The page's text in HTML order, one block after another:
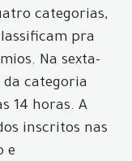
categorias,
pra
Na sexta-
categoria
14 horas. A
inscritos nas
e